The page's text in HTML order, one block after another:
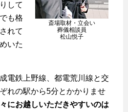
斎場取材・立会い
葬儀相談員
松山悦子
して
も格
れて
いた
電鉄上野線、都電荒川線と交
れの駅から5分とかかりませ
にお越しいただきやすいのは